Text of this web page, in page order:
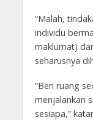
“Malah,
individu
maklumat)
seharusnya
“Beri ruang
menjalankan
sesiapa,”